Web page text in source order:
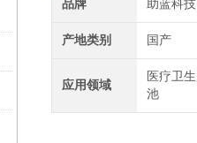
品牌 助蓝科技
产地类别 国产
应用领域
医疗卫
池